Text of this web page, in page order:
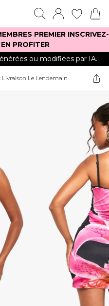
PREMIER INSCRIVEZ-
PROFITER
ou modifiées par IA.
Livraison Le Lendemain